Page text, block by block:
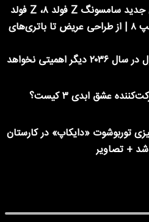
معرفی سه مدل جدید سامسونگ Z فولد ۸، Z فولد
۸ اولترا و Z فلیپ ۸ | از طراحی عریض تا باتری‌های
ایلان ماسک: پول در سال ۲۰۳۶ دیگر اهمیتی نخواهد
عشق ابدی ۳ کیست؟
توربوشوت «دایکاپ» در کارستان
شد + تصاویر